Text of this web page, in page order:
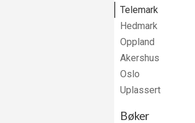
Telemark
Hedmark
Oppland
Akershus
Oslo
Uplassert
Bøker